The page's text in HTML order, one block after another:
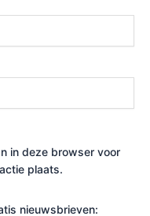
in deze browser voor
plaats.
nieuwsbrieven: